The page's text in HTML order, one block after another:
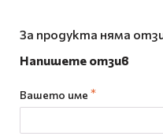
За продукта няма
Напишете отзив
Вашето име